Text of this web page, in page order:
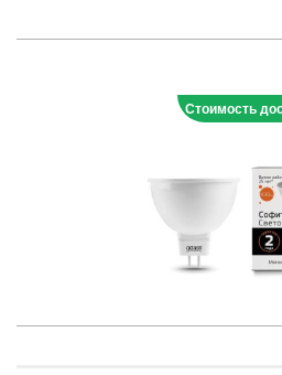
Стоимость